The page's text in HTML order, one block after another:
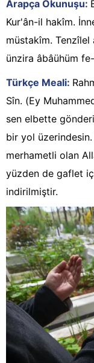
Arapça Okunuşu:
Kur'ân-il hakîm.
müstakîm.
ünzira âbâühüm
Türkçe Meali:
Sîn. (Ey
sen elbette
bir yol
merhametli olan
yüzden de gaflet
indirilmiştir.